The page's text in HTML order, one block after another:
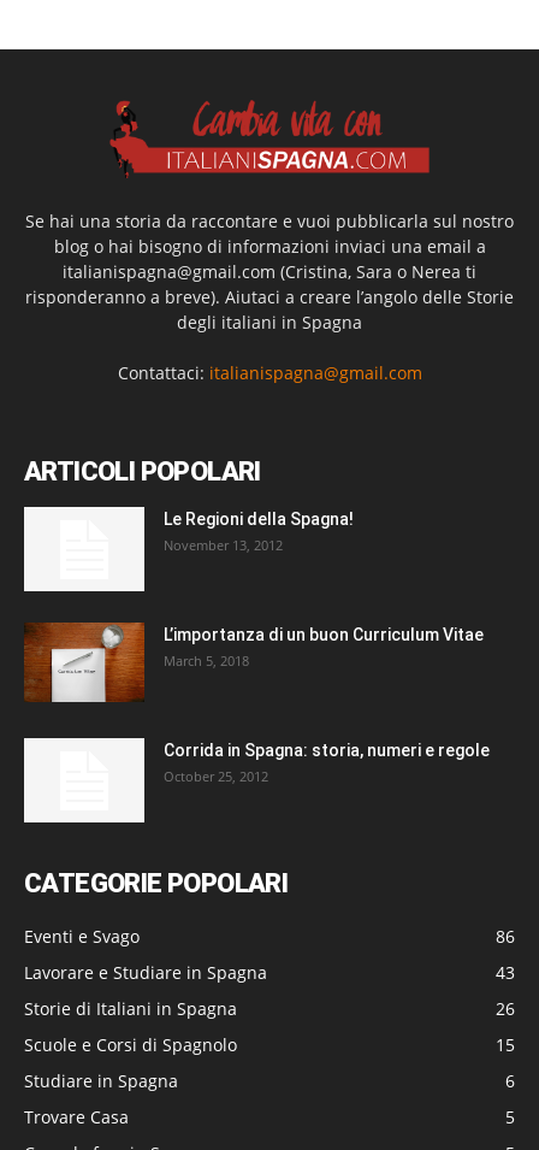
Se hai una storia da raccontare e vuoi pubblicarla sul nostro
blog o hai bisogno di informazioni inviaci una email a
italianispagna@gmail.com (Cristina, Sara o Nerea ti
risponderanno a breve). Aiutaci a creare l’angolo delle Storie
degli italiani in Spagna
Contattaci: italianispagna@gmail.com
ARTICOLI POPOLARI
Le Regioni della Spagna!
November 13, 2012
L’importanza di un buon Curriculum Vitae
March 5, 2018
Corrida in Spagna: storia, numeri e regole
October 25, 2012
CATEGORIE POPOLARI
Eventi e Svago
86
Lavorare e Studiare in Spagna
43
Storie di Italiani in Spagna
26
Scuole e Corsi di Spagnolo
15
Studiare in Spagna
6
Trovare Casa
5